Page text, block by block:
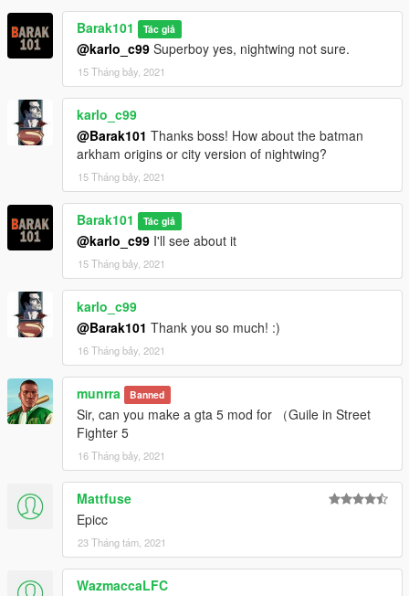
Barak101 Tác giả
@karlo_c99 Superboy yes, nightwing not sure.
15 Tháng bảy, 2021
karlo_c99
@Barak101 Thanks boss! How about the batman
arkham origins or city version of nightwing?
15 Tháng bảy, 2021
Barak101 Tác giả
@karlo_c99 I'll see about it
15 Tháng bảy, 2021
karlo_c99
@Barak101 Thank you so much! :)
16 Tháng bảy, 2021
munrra Banned
Sir, can you make a gta 5 mod for （Guile in Street
Fighter 5
16 Tháng bảy, 2021
Mattfuse
Epicc
23 Tháng tám, 2021
WazmaccaLFC